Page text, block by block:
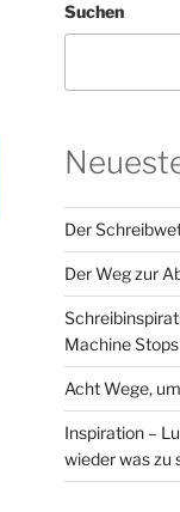
Suchen
Der
Der Weg zur
Machine Stops
Acht Wege,
Inspiration –
wieder was zu